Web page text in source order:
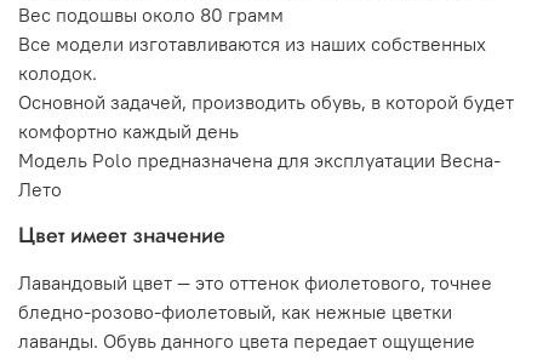
Вес подошвы около 80 грамм
Все модели изготавливаются из наших собственных
колодок.
Основной задачей, производить обувь, в которой будет
комфортно каждый день
Модель Polo предназначена для эксплуатации Весна-
Лето
Цвет имеет значение
Лавандовый цвет — это оттенок фиолетового, точнее
бледно-розово-фиолетовый, как нежные цветки
лаванды. Обувь данного цвета передает ощущение